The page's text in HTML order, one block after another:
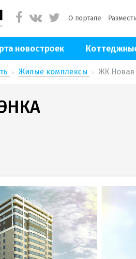
О портале
новостроек
Жилые комплексы ЖК Новая